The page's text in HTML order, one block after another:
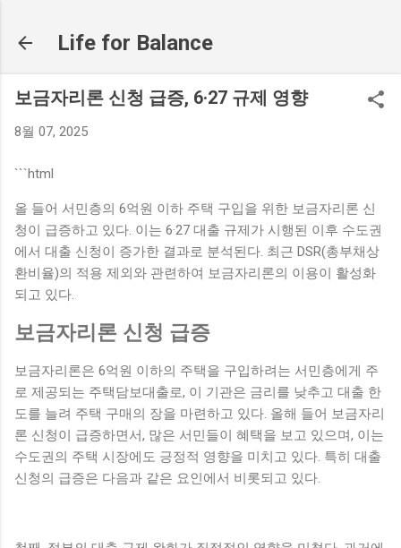
Life for Balance
보금자리론 신청 급증, 6·27 규제 영향
8월 07, 2025
```html
올 들어 서민층의 6억원 이하 주택 구입을 위한 보금자리론 신
청이 급증하고 있다. 이는 6·27 대출 규제가 시행된 이후 수도권
에서 대출 신청이 증가한 결과로 분석된다. 최근 DSR(총부채상
환비율)의 적용 제외와 관련하여 보금자리론의 이용이 활성화
되고 있다.
보금자리론 신청 급증
보금자리론은 6억원 이하의 주택을 구입하려는 서민층에게 주
로 제공되는 주택담보대출로, 이 기관은 금리를 낮추고 대출 한
도를 늘려 주택 구매의 장을 마련하고 있다. 올해 들어 보금자리
론 신청이 급증하면서, 많은 서민들이 혜택을 보고 있으며, 이는
수도권의 주택 시장에도 긍정적 영향을 미치고 있다. 특히 대출
신청의 급증은 다음과 같은 요인에서 비롯되고 있다.